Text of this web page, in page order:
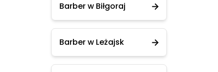
Barber w Biłgoraj
Barber w Leżajsk